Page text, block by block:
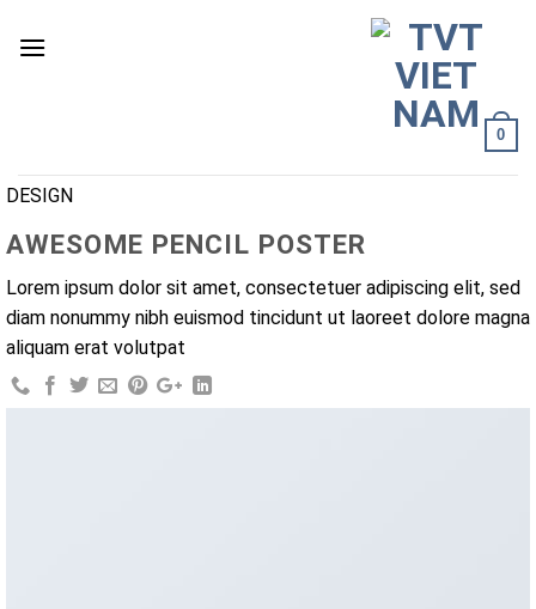
0
DESIGN
AWESOME PENCIL POSTER
Lorem ipsum dolor sit amet, consectetuer adipiscing elit, sed
diam nonummy nibh euismod tincidunt ut laoreet dolore magna
aliquam erat volutpat